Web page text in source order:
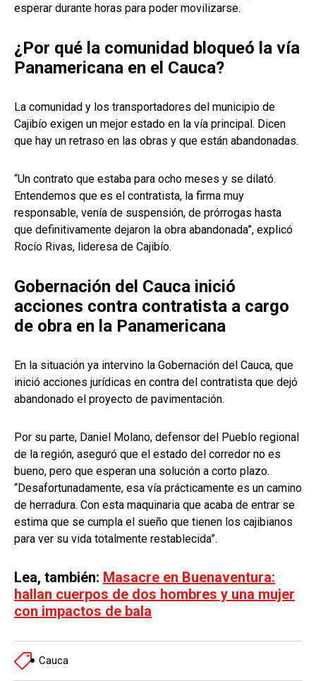
esperar durante horas para poder movilizarse.
¿Por qué la comunidad bloqueó la vía
Panamericana en el Cauca?
La comunidad y los transportadores del municipio de
Cajibío exigen un mejor estado en la vía principal. Dicen
que hay un retraso en las obras y que están abandonadas.
“Un contrato que estaba para ocho meses y se dilató.
Entendemos que es el contratista, la firma muy
responsable, venía de suspensión, de prórrogas hasta
que definitivamente dejaron la obra abandonada”, explicó
Rocío Rivas, lideresa de Cajibío.
Gobernación del Cauca inició
acciones contra contratista a cargo
de obra en la Panamericana
En la situación ya intervino la Gobernación del Cauca, que
inició acciones jurídicas en contra del contratista que dejó
abandonado el proyecto de pavimentación.
Por su parte, Daniel Molano, defensor del Pueblo regional
de la región, aseguró que el estado del corredor no es
bueno, pero que esperan una solución a corto plazo.
“Desafortunadamente, esa vía prácticamente es un camino
de herradura. Con esta maquinaria que acaba de entrar se
estima que se cumpla el sueño que tienen los cajibianos
para ver su vida totalmente restablecida”.
Lea, también: Masacre en Buenaventura:
hallan cuerpos de dos hombres y una mujer
con impactos de bala
Cauca